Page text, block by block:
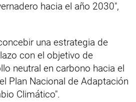
hacia el año 2030",
una estrategia de
con el objetivo de
neutral en carbono hacia el
Plan Nacional de Adaptación
Climático".